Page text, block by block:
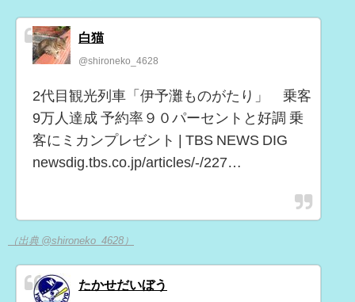
白猫
@shironeko_4628
2代目観光列車「伊予灘ものがたり」 乗客
9万人達成 予約率９０パーセントと好調 乗
客にミカンプレゼント | TBS NEWS DIG
newsdig.tbs.co.jp/articles/-/227…
（出典 @shironeko_4628）
たかせだいぼう